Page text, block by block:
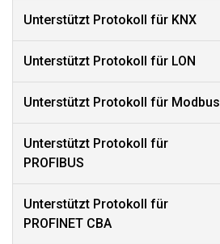
Unterstützt Protokoll für KNX
Unterstützt Protokoll für LON
Unterstützt Protokoll für Modbus
Unterstützt Protokoll für
PROFIBUS
Unterstützt Protokoll für
PROFINET CBA